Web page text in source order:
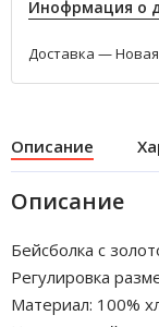
Инофрмация о
Доставка —
Описание
Описание
Бейсболка с
Регулировка
Материал: 100%